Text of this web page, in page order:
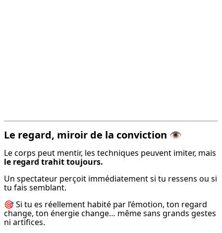
Le regard, miroir de la conviction 👁️
le regard trahit toujours.
Un spectateur perçoit immédiatement si tu ressens ou si
tu fais semblant.
🎯 Si tu es réellement habité par l’émotion, ton regard
change, ton énergie change… même sans grands gestes
ni artifices.